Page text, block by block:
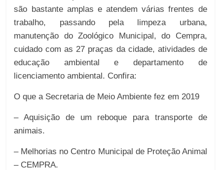
são bastante amplas e atendem várias frentes de
trabalho, passando pela limpeza urbana,
manutenção do Zoológico Municipal, do Cempra,
cuidado com as 27 praças da cidade, atividades de
educação ambiental e departamento de
licenciamento ambiental. Confira:
O que a Secretaria de Meio Ambiente fez em 2019
– Aquisição de um reboque para transporte de
animais.
– Melhorias no Centro Municipal de Proteção Animal
– CEMPRA.